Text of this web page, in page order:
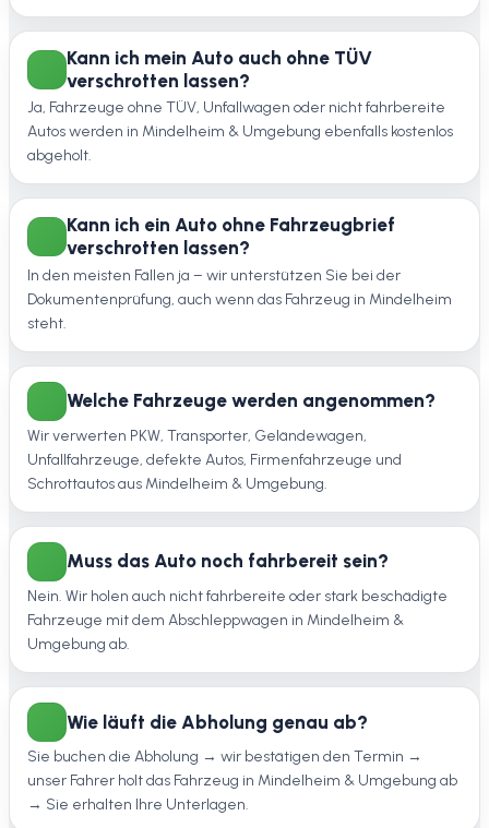
Kann ich mein Auto auch ohne TÜV
verschrotten lassen?
Ja, Fahrzeuge ohne TÜV, Unfallwagen oder nicht fahrbereite
Autos werden in Mindelheim & Umgebung ebenfalls kostenlos
abgeholt.
Kann ich ein Auto ohne Fahrzeugbrief
verschrotten lassen?
In den meisten Fällen ja – wir unterstützen Sie bei der
Dokumentenprüfung, auch wenn das Fahrzeug in Mindelheim
steht.
Welche Fahrzeuge werden angenommen?
Wir verwerten PKW, Transporter, Geländewagen,
Unfallfahrzeuge, defekte Autos, Firmenfahrzeuge und
Schrottautos aus Mindelheim & Umgebung.
Muss das Auto noch fahrbereit sein?
Nein. Wir holen auch nicht fahrbereite oder stark beschädigte
Fahrzeuge mit dem Abschleppwagen in Mindelheim &
Umgebung ab.
Wie läuft die Abholung genau ab?
Sie buchen die Abholung → wir bestätigen den Termin →
unser Fahrer holt das Fahrzeug in Mindelheim & Umgebung ab
→ Sie erhalten Ihre Unterlagen.